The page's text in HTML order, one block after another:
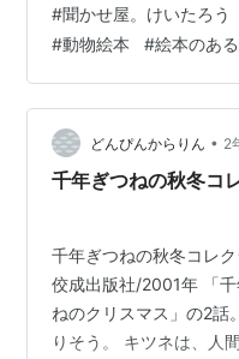
た物語に、ゆるくてカ
ページをめくるたびに
絵本を探している方に
んちょうそくてい｜あ
ュー 『どうぶつしんち
#聞かせ屋。けいたろう
#動物絵本 #絵本のあ
どんぴんからりん • 2
千年ぎつねの秋冬コ
千年ぎつねの秋冬コレ
佼成出版社/2001年 「
ねのクリスマス」の2話
りそう。 キツネは、人